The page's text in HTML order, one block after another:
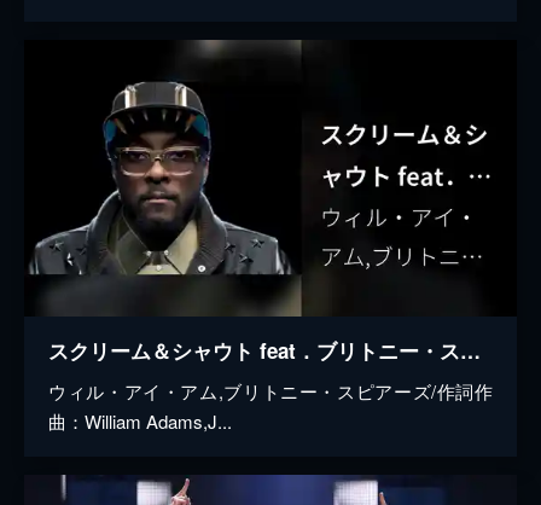
スクリーム＆シャウト feat．ブリトニー・スピアーズ
ウィル・アイ・アム,ブリトニー・スピアーズ/作詞作
曲：William Adams,J...